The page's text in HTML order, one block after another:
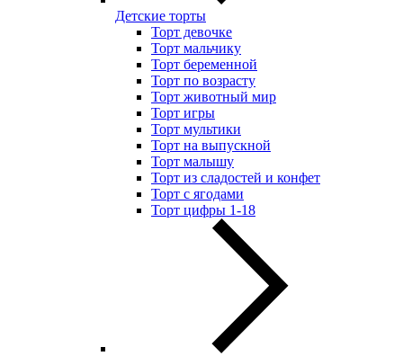
Детские торты
Торт девочке
Торт мальчику
Торт беременной
Торт по возрасту
Торт животный мир
Торт игры
Торт мультики
Торт на выпускной
Торт малышу
Торт из сладостей и конфет
Торт с ягодами
Торт цифры 1-18